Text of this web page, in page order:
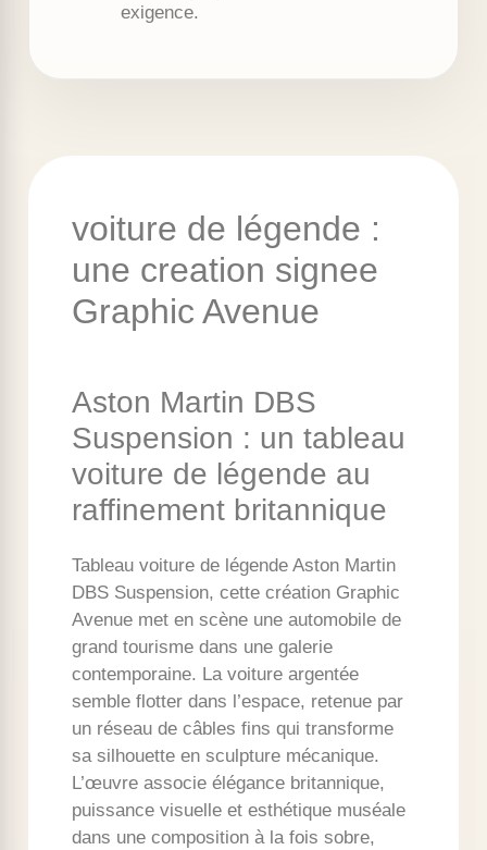
exigence.
voiture de légende :
une creation signee
Graphic Avenue
Aston Martin DBS
Suspension : un tableau
voiture de légende au
raffinement britannique
Tableau voiture de légende Aston Martin
DBS Suspension, cette création Graphic
Avenue met en scène une automobile de
grand tourisme dans une galerie
contemporaine. La voiture argentée
semble flotter dans l’espace, retenue par
un réseau de câbles fins qui transforme
sa silhouette en sculpture mécanique.
L’œuvre associe élégance britannique,
puissance visuelle et esthétique muséale
dans une composition à la fois sobre,